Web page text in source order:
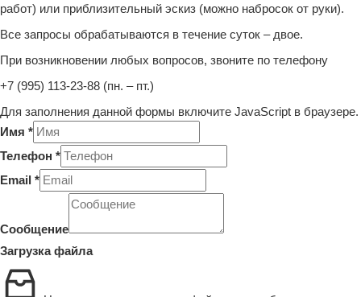
работ) или приблизительный эскиз (можно набросок от руки).
Все запросы обрабатываются в течение суток – двое.
При возникновении любых вопросов, звоните по телефону
+7 (995) 113-23-88 (пн. – пт.)
Для заполнения данной формы включите JavaScript в браузере.
Имя *
Телефон *
Email *
Сообщение
Загрузка файла